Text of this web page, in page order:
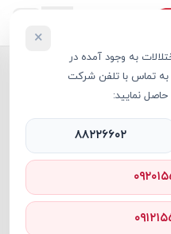
RT61423
به وجود آمده در
به تماس با تلفن شرکت
نمایید:
×
۸۸۲۲۶۶۰۲